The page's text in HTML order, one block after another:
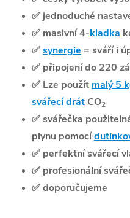
✅ jednoduché
✅ masivní 4-kladka
✅synergie = sváří i
✅ připojení do 220
✅ Lze použít malý 5
svářecídrát CO2
✅svářečka
plynu pomocí
✅ perfektní svářecí
✅ profesionální
✅doporučujeme